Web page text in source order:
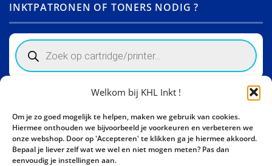
Welkom bij KHL Inkt !
Om je zo goed mogelijk te helpen, maken we gebruik van cookies.
Hiermee onthouden we bijvoorbeeld je voorkeuren en verbeteren we
onze webshop. Door op 'Accepteren' te klikken ga je hiermee akkoord.
Bepaal je liever zelf wat we wel en niet mogen meten? Pas dan
eenvoudig je instellingen aan.
INKTPATRONEN OF TONERS NODIG ?
Products
search
Activity Invest BV - KHL, Kempische Steenweg 274
3500 Hasselt - België BE0862447190
Bel ons nu:+32 11 261499